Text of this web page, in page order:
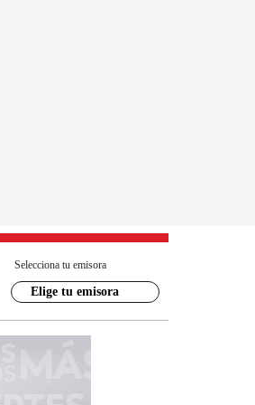
Selecciona tu emisora
Elige tu emisora